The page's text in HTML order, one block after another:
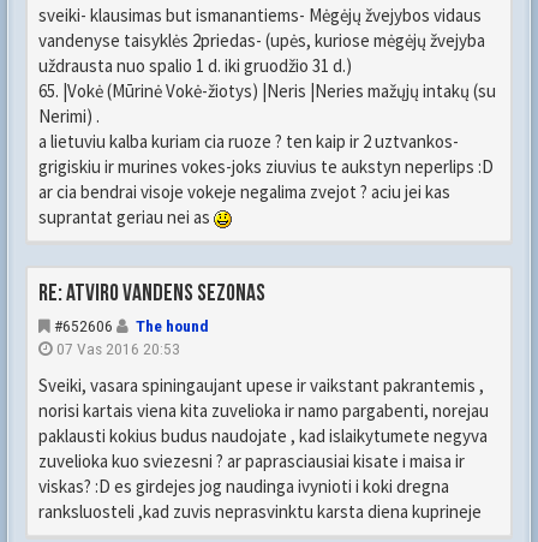
sveiki- klausimas but ismanantiems- Mėgėjų žvejybos vidaus
vandenyse taisyklės 2priedas- (upės, kuriose mėgėjų žvejyba
uždrausta nuo spalio 1 d. iki gruodžio 31 d.)
65. |Vokė (Mūrinė Vokė-žiotys) |Neris |Neries mažųjų intakų (su
Nerimi) .
a lietuviu kalba kuriam cia ruoze ? ten kaip ir 2 uztvankos-
grigiskiu ir murines vokes-joks ziuvius te aukstyn neperlips :D
ar cia bendrai visoje vokeje negalima zvejot ? aciu jei kas
suprantat geriau nei as
Re: Atviro vandens sezonas
#652606
The hound
07 Vas 2016 20:53
Sveiki, vasara spiningaujant upese ir vaikstant pakrantemis ,
norisi kartais viena kita zuvelioka ir namo pargabenti, norejau
paklausti kokius budus naudojate , kad islaikytumete negyva
zuvelioka kuo sviezesni ? ar paprasciausiai kisate i maisa ir
viskas? :D es girdejes jog naudinga ivynioti i koki dregna
ranksluosteli ,kad zuvis neprasvinktu karsta diena kuprineje